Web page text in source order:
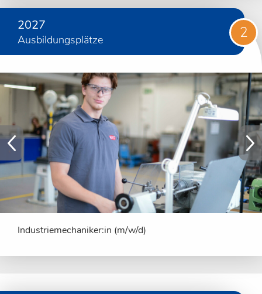
2027
Ausbildungsplätze 2
Industriemechaniker:in (m/w/d)